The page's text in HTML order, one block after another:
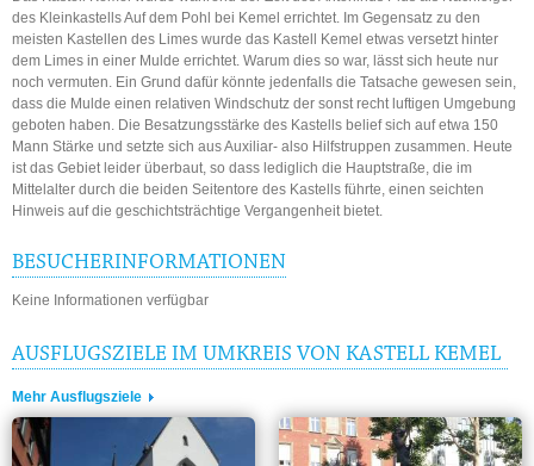
des Kleinkastells Auf dem Pohl bei Kemel errichtet. Im Gegensatz zu den
meisten Kastellen des Limes wurde das Kastell Kemel etwas versetzt hinter
dem Limes in einer Mulde errichtet. Warum dies so war, lässt sich heute nur
noch vermuten. Ein Grund dafür könnte jedenfalls die Tatsache gewesen sein,
dass die Mulde einen relativen Windschutz der sonst recht luftigen Umgebung
geboten haben. Die Besatzungsstärke des Kastells belief sich auf etwa 150
Mann Stärke und setzte sich aus Auxiliar- also Hilfstruppen zusammen. Heute
ist das Gebiet leider überbaut, so dass lediglich die Hauptstraße, die im
Mittelalter durch die beiden Seitentore des Kastells führte, einen seichten
Hinweis auf die geschichtsträchtige Vergangenheit bietet.
BESUCHERINFORMATIONEN
Keine Informationen verfügbar
AUSFLUGSZIELE IM UMKREIS VON KASTELL KEMEL
Mehr Ausflugsziele